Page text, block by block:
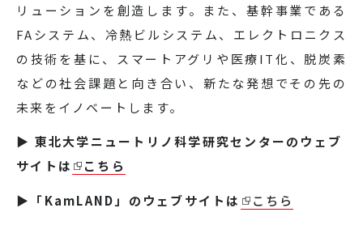
リューションを創造します。また、基幹事業である
FAシステム、冷熱ビルシステム、エレクトロニクス
の技術を基に、スマートアグリや医療IT化、脱炭素
などの社会課題と向き合い、新たな発想でその先の
未来をイノベートします。
▶ 東北大学ニュートリノ科学研究センターのウェブ
サイトは
こちら
▶ 「KamLAND 」のウェブサイトは こちら